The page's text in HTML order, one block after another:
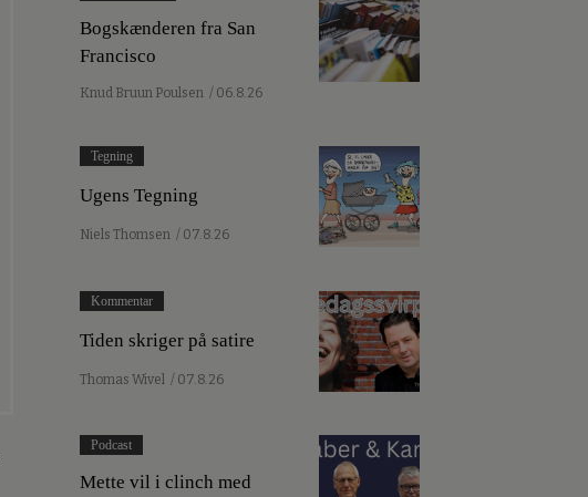
Bogskænderen fra San
Francisco
Knud Bruun Poulsen / 06.8.26
Tegning
Ugens Tegning
Niels Thomsen / 07.8.26
Kommentar
Tiden skriger på satire
Thomas Wivel / 07.8.26
Podcast
Mette vil i clinch med